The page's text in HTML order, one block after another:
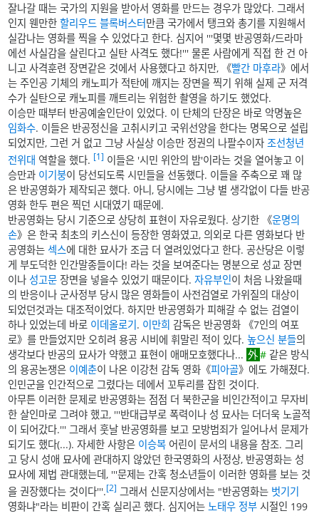
잘나갈 때는 국가의 지원을 받아서 영화를 만드는 경우가 많았다. 그래서
인지 웬만한할리우드 블록버스터만큼 국가에서 탱크와 총기를 지원해서
실감나는 영화를 찍을 수 있었다고 한다. 심지어 '''몇몇 반공영화/드라마
에선 사실감을 살린다고 실탄 사격도 했다!''' 물론 사람에게 직접 한 건 아
니고 사격훈련 장면같은 것에서 사용했다고 하지만, 《빨간 마후라》에서
는 주인공 기체의 캐노피가 적탄에 깨지는 장면을 찍기 위해 실제 군 저격
수가 실탄으로 캐노피를 깨트리는 위험한 촬영을 하기도 했었다.
이승만 때부터 반공예술인단이 있었다. 이 단체의 단장은 바로 악명높은
임화수. 이들은 반공정신을 고취시키고 국위선양을 한다는 명목으로 설립
되었지만, 그런 거 없고 그냥 사실상 이승만 정권의 나팔수이자조선청년
전위대 역할을 했다. [1] 이들은 '시민 위안의 밤'이라는 것을 열어놓고 이
승만과 이기붕이 당선되도록 시민들을 선동했다. 이들을 주축으로 꽤 많
은 반공영화가 제작되곤 했다. 아니, 당시에는 그냥 별 생각없이 다들 반공
영화 한두 편은 찍던 시대였기 때문에.
반공영화는 당시 기준으로 상당히 표현이 자유로웠다. 상기한 《운명의
손》은 한국 최초의 키스신이 등장한 영화였고, 의외로 다른 영화보다 반
공영화는 섹스에 대한 묘사가 조금 더 열려있었다고 한다. 공산당은 이렇
게 부도덕한 인간말종들이다! 라는 것을 보여준다는 명분으로 성교 장면
이나성고문 장면을 넣을수 있었기 때문이다.자유부인이 처음 나왔을때
의 반응이나 군사정부 당시 많은 영화들이 사전검열로 가위질의 대상이
되었던것과는 대조적이었다. 하지만 반공영화가 피해갈 수 없는 검열이
하나 있었는데 바로 이데올로기. 이만희 감독은 반공영화 《7인의 여포
로》를 만들었지만 오히려 용공 시비에 휘말린 적이 있다.높으신 분들의
생각보다 반공의 묘사가 약했고 표현이 애매모호했다나...
#같은 방식
의 용공논쟁은 이예춘이 나온 이강천 감독 영화《피아골》에도 가해졌다.
인민군을 인간적으로 그렸다는 데에서 꼬투리를 잡힌 것이다.
아무튼 이러한 문제로 반공영화는 점점 더 북한군을 비인간적이고 무자비
한 살인마로 그려야 했고, '''반대급부로 폭력이나 성 묘사는 더더욱 노골적
이 되어갔다.''' 그래서 훗날 반공영화를 보고 모방범죄가 일어나서 문제가
되기도 했다(...). 자세한 사항은 이승복 어린이 문서의 내용을 참조. 그리
고 당시 성애 묘사에 관대하지 않았던 한국영화의 사정상, 반공영화는 성
묘사에 제법 관대했는데, '''문제는 간혹 청소년들이 이러한 영화를 보는 것
을 권장했다는 것이다'''.[2] 그래서 신문지상에서는 "반공영화는 벗기기
영화냐"라는 비판이 간혹 실리곤 했다. 심지어는 노태우 정부 시절인 199